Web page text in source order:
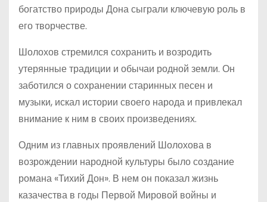
богатство природы Дона сыграли ключевую роль в
его творчестве.
Шолохов стремился сохранить и возродить
утерянные традиции и обычаи родной земли. Он
заботился о сохранении старинных песен и
музыки, искал истории своего народа и привлекал
внимание к ним в своих произведениях.
Одним из главных проявлений Шолохова в
возрождении народной культуры было создание
романа «Тихий Дон». В нем он показал жизнь
казачества в годы Первой Мировой войны и